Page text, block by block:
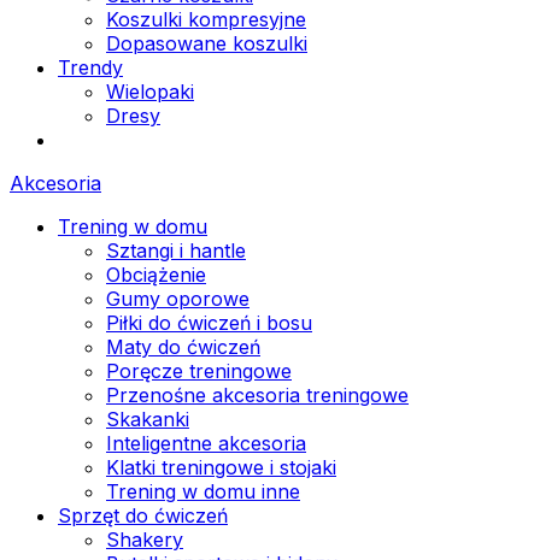
Koszulki kompresyjne
Dopasowane koszulki
Trendy
Wielopaki
Dresy
Akcesoria
Trening w domu
Sztangi i hantle
Obciążenie
Gumy oporowe
Piłki do ćwiczeń i bosu
Maty do ćwiczeń
Poręcze treningowe
Przenośne akcesoria treningowe
Skakanki
Inteligentne akcesoria
Klatki treningowe i stojaki
Trening w domu inne
Sprzęt do ćwiczeń
Shakery